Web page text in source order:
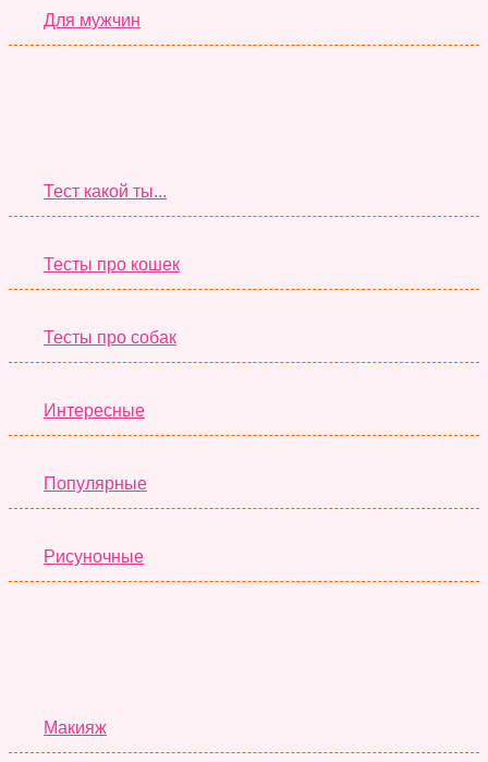
Для мужчин
Тест какой ты...
Тесты про кошек
Тесты про собак
Интересные
Популярные
Рисуночные
Макияж